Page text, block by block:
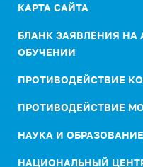
КАРТА САЙТА
БЛАНК ЗАЯВЛЕНИЯ
ОБУЧЕНИИ
ПРОТИВОДЕЙСТВИЕ
ПРОТИВОДЕЙСТВИЕ
НАУКА И
НАЦИОНАЛЬНЫЙ